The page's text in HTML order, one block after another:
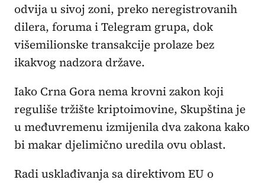
odvija u sivoj zoni, preko neregistrovanih
dilera, foruma i Telegram grupa, dok
višemilionske transakcije prolaze bez
ikakvog nadzora države.
Iako Crna Gora nema krovni zakon koji
reguliše tržište kriptoimovine, Skupština je
u međuvremenu izmijenila dva zakona kako
bi makar djelimično uredila ovu oblast.
Radi usklađivanja sa direktivom EU o